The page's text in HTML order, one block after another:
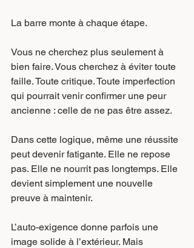
La barre monte à chaque étape.
Vous ne cherchez plus seulement à
bien faire. Vous cherchez à éviter toute
faille. Toute critique. Toute imperfection
qui pourrait venir confirmer une peur
ancienne : celle de ne pas être assez.
Dans cette logique, même une réussite
peut devenir fatigante. Elle ne repose
pas. Elle ne nourrit pas longtemps. Elle
devient simplement une nouvelle
preuve à maintenir.
L’auto-exigence donne parfois une
image solide à l’extérieur. Mais